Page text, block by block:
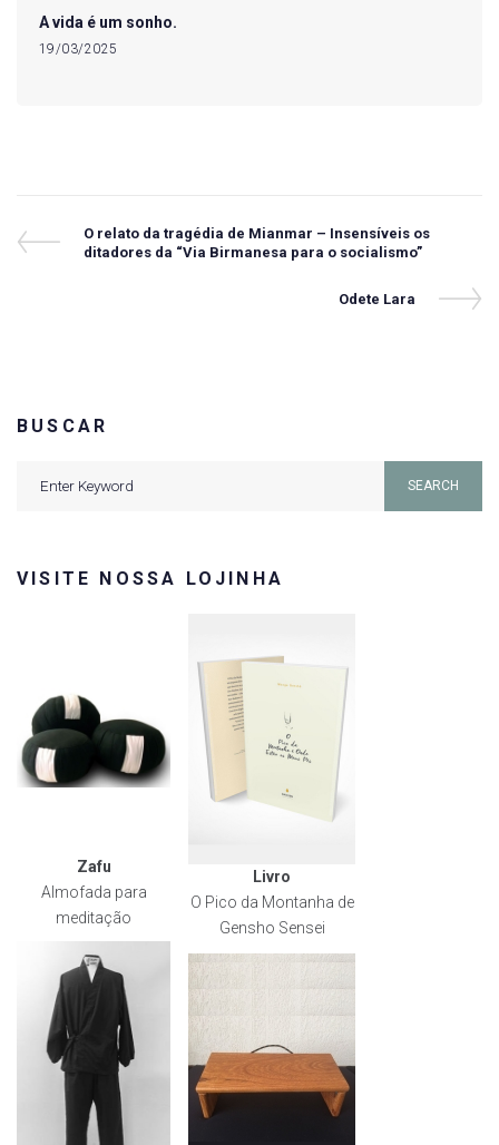
A vida é um sonho.
19/03/2025
Navegação
Previous
Post
O relato da tragédia de Mianmar – Insensíveis os
ditadores da “Via Birmanesa para o socialismo”
Next
Odete Lara
BUSCAR
SEARCH
VISITE NOSSA LOJINHA
Zafu
Almofada para
meditação
Livro
O Pico da Montanha de
Gensho Sensei